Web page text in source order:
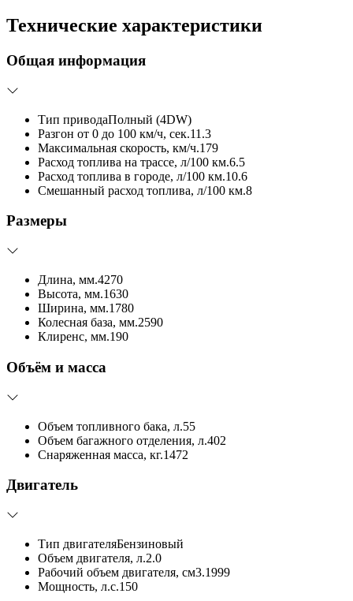
Технические характеристики
Общая информация
Тип приводаПолный (4DW)
Разгон от 0 до 100 км/ч, сек.11.3
Максимальная скорость, км/ч.179
Расход топлива на трассе, л/100 км.6.5
Расход топлива в городе, л/100 км.10.6
Смешанный расход топлива, л/100 км.8
Размеры
Длина, мм.4270
Высота, мм.1630
Ширина, мм.1780
Колесная база, мм.2590
Клиренс, мм.190
Объём и масса
Объем топливного бака, л.55
Объем багажного отделения, л.402
Снаряженная масса, кг.1472
Двигатель
Тип двигателяБензиновый
Объем двигателя, л.2.0
Рабочий объем двигателя, см3.1999
Мощность, л.с.150